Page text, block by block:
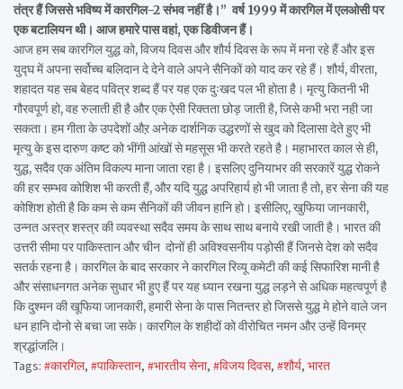
तंत्र हैं जिससे भविष्य में कारगिल-2 संभव नहीं है।”वर्ष 1999 में कारगिल में एलओसी पर
एक बटालियन थी। आज हमारे पास वहां, एक डिवीजन हैं।
आज हम सब कारगिल युद्ध को, विजय दिवस और शौर्य दिवस के रूप में मना रहे हैं और इस
युद्घ में अपना सर्वोच्च बलिदान दे देने वाले अपने सैनिकों को याद कर रहे हैं। शौर्य, वीरता,
शहादत यह सब बेहद पवित्र शब्द हैं पर यह एक दुःखद पल भी होता है। मृत्यु कितनी भी
गौरवपूर्ण हो, वह रुलाती ही है और एक ऐसी रिक्तता छोड़ जाती है, जिसे कभी भरा नही जा
सकता। हम गीता के उपदेशों औऱ अनेक दार्शनिक उद्धरणों से खुद को दिलासा देते हुए भी
मृत्यु के इस दारुण कष्ट को भींगी आंखों से महसूस भी करते रहते है। महाभारत काल से ही,
युद्ध, सदैव एक अंतिम विकल्प माना जाता रहा है। इसलिए दुनियाभर की सरकारें युद्ध रोकने
की हर सम्भव कोशिश भी करती हैं, और यदि युद्ध अपरिहार्य हो भी जाता है तो, हर सेना की यह
कोशिश होती है कि कम से कम सैनिकों की जीवन हानि हो। इसीलिए, खुफिया जानकारी,
उन्नत अस्त्र शस्त्र की व्यवस्था सदैव समय के साथ साथ बनाये रखी जाती है। भारत की
उत्तरी सीमा पर पाकिस्तान और चीन दोनों ही अविश्वसनीय पड़ोसी हैं जिनसे देश को सदैव
सतर्क रहना है। कारगिल के बाद सरकार ने कारगिल रिव्यू कमेटी की कई सिफारिश मानी है
और संसाधनगत अनेक सुधार भी हुए हैं पर यह ध्यान रखना युद्ध लड़ने से अधिक महत्वपूर्ण है
कि दुश्मन की खूफिया जानकारी, हमारी सेना के पास नितन्तर हो जिससे युद्ध मे होने वाले जन
धन हानि दोनो से बचा जा सके। कारगिल के शहीदों को वीरोचित नमन और उन्हें विनम्र
श्रद्धांजलि।
Tags: #कारगिल, #पाकिस्तान, #भारतीय सेना, #विजय दिवस, #शौर्य, भारत